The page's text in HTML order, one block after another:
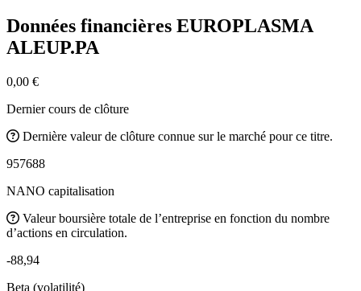
Données financières EUROPLASMA
ALEUP.PA
0,00 €
Dernier cours de clôture
Dernière valeur de clôture connue sur le marché pour ce titre.
957688
NANO capitalisation
Valeur boursière totale de l’entreprise en fonction du nombre
d’actions en circulation.
-88,94
Beta (volatilité)